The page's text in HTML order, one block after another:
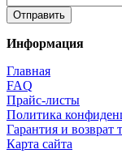
Информация
Главная
FAQ
Прайс-листы
Политика
Гарантия и возврат
Карта сайта